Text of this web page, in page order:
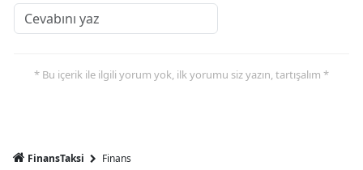
* Bu içerik ile ilgili yorum yok, ilk yorumu siz yazın, tartışalım *
FinansTaksi Finans